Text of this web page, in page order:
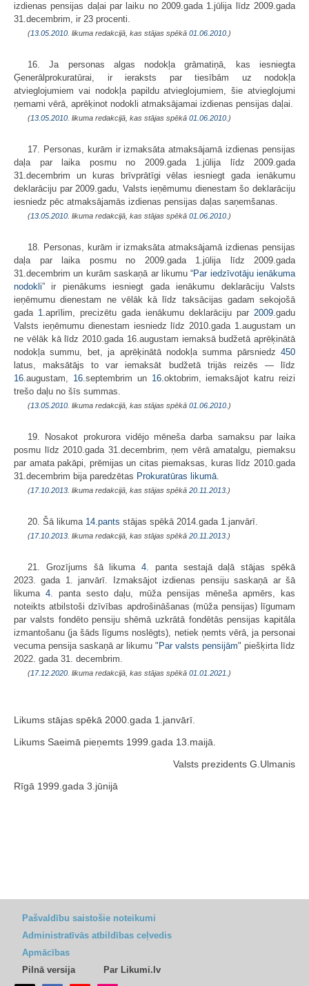
izdienas pensijas daļai par laiku no 2009.gada 1.jūlija līdz 2009.gada
31.decembrim, ir 23 procenti.
(13.05.2010 . likuma redakcijā, kas stājas spēkā 01.06.2010. )
16. Ja personas algas nodokļa grāmatiņā, kas iesniegta
Ģenerālprokuratūrai, ir ieraksts par tiesībām uz nodokļa
atvieglojumiem vai nodokļa papildu atvieglojumiem, šie atvieglojumi
ņemami vērā, aprēķinot nodokli atmaksājamai izdienas pensijas daļai.
(13.05.2010 . likuma redakcijā, kas stājas spēkā 01.06.2010. )
17. Personas, kurām ir izmaksāta atmaksājamā izdienas pensijas
daļa par laika posmu no 2009.gada 1.jūlija līdz 2009.gada
31.decembrim un kuras brīvprātīgi vēlas iesniegt gada ienākumu
deklarāciju par 2009.gadu, Valsts ieņēmumu dienestam šo deklarāciju
iesniedz pēc atmaksājamās izdienas pensijas daļas saņemšanas.
(13.05.2010 . likuma redakcijā, kas stājas spēkā 01.06.2010. )
18. Personas, kurām ir izmaksāta atmaksājamā izdienas pensijas
daļa par laika posmu no 2009.gada 1.jūlija līdz 2009.gada
31.decembrim un kurām saskaņā ar likumu “Par iedzīvotāju ienākuma
nodokli” ir pienākums iesniegt gada ienākumu deklarāciju Valsts
ieņēmumu dienestam ne vēlāk kā līdz taksācijas gadam sekojošā
gada 1.aprīlim, precizētu gada ienākumu deklarāciju par 2009.gadu
Valsts ieņēmumu dienestam iesniedz līdz 2010.gada 1.augustam un
ne vēlāk kā līdz 2010.gada 16.augustam iemaksā budžetā aprēķinātā
nodokļa summu, bet, ja aprēķinātā nodokļa summa pārsniedz 450
latus, maksātājs to var iemaksāt budžetā trijās reizēs — līdz
16.augustam, 16.septembrim un 16.oktobrim, iemaksājot katru reizi
trešo daļu no šīs summas.
(13.05.2010 . likuma redakcijā, kas stājas spēkā 01.06.2010. )
19. Nosakot prokurora vidējo mēneša darba samaksu par laika
posmu līdz 2010.gada 31.decembrim, ņem vērā amatalgu, piemaksu
par amata pakāpi, prēmijas un citas piemaksas, kuras līdz 2010.gada
31.decembrim bija paredzētas Prokuratūras likumā.
(17.10.2013 . likuma redakcijā, kas stājas spēkā 20.11.2013. )
20. Šā likuma 14.pants stājas spēkā 2014.gada 1.janvārī.
(17.10.2013 . likuma redakcijā, kas stājas spēkā 20.11.2013. )
21. Grozījums šā likuma4. panta sestajā daļā stājas spēkā
2023. gada 1. janvārī. Izmaksājot izdienas pensiju saskaņā ar šā
likuma4. panta sesto daļu, mūža pensijas mēneša apmērs, kas
noteikts atbilstoši dzīvības apdrošināšanas (mūža pensijas) līgumam
par valsts fondēto pensiju shēmā uzkrātā fondētās pensijas kapitāla
izmantošanu (ja šāds līgums noslēgts), netiek ņemts vērā, ja personai
vecuma pensija saskaņā ar likumu " Par valsts pensijām" piešķirta līdz
2022. gada 31. decembrim.
(17.12.2020 . likuma redakcijā, kas stājas spēkā 01.01.2021. )
Likums stājas spēkā 2000.gada 1.janvārī.
Likums Saeimā pieņemts 1999.gada 13.maijā.
Valsts prezidents G.Ulmanis
Rīgā 1999.gada 3.jūnijā
Pašvaldību saistošie noteikumi
Administratīvās atbildības ceļvedis
Apmācības
Pilnā versija
Par Likumi.lv